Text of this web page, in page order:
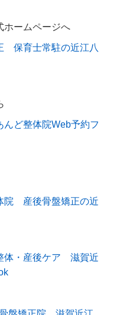
ホームページへ
保育士常駐の近江八
ど整体院Web予約フ
院 産後骨盤矯正の近
体・産後ケア 滋賀近